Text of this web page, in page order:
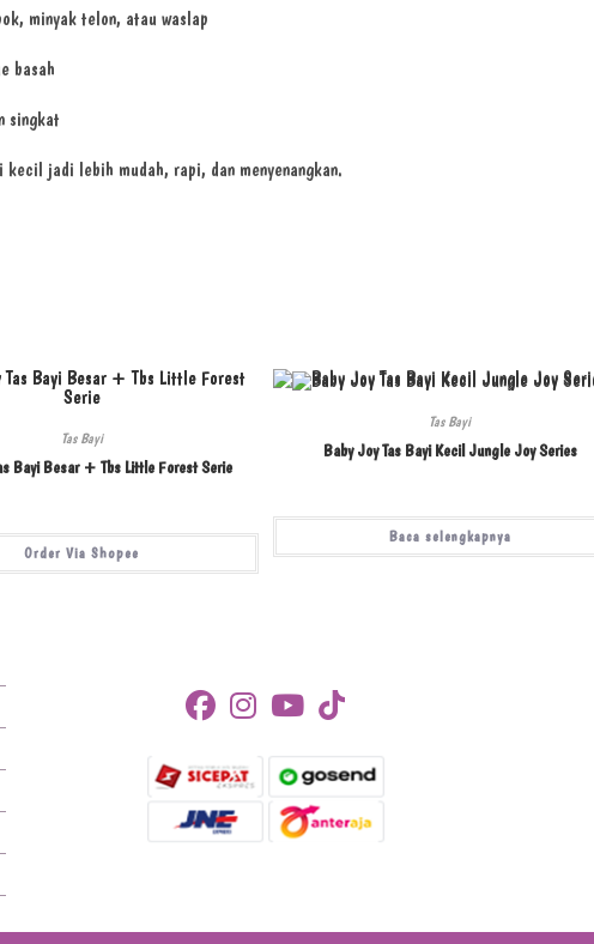
minyak telon, atau waslap
basah
singkat
kecil jadi lebih mudah, rapi, dan menyenangkan.
Tas Bayi
Bayi Besar + Tbs Little Forest Serie
Order Via Shopee
Tas Bayi
Baby Joy Tas Bayi Kecil Jungle Joy Series
Baca selengkapnya